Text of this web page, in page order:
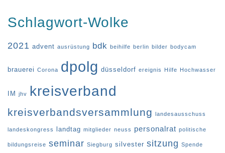
Schlagwort-Wolke
2021 advent ausrüstung bdk beihilfe berlin bilder bodycam
brauerei Corona dpolg düsseldorf ereignis Hilfe Hochwasser
IM jhv kreisverband
kreisverbandsversammlung landesausschuss
landeskongress landtag mitglieder neuss personalrat politische
bildungsreise seminar Siegburg silvester sitzung Spende